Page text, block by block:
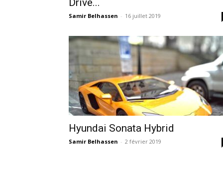
Drive...
Samir Belhassen - 16 juillet 2019
Hyundai Sonata Hybrid
Samir Belhassen - 2 février 2019